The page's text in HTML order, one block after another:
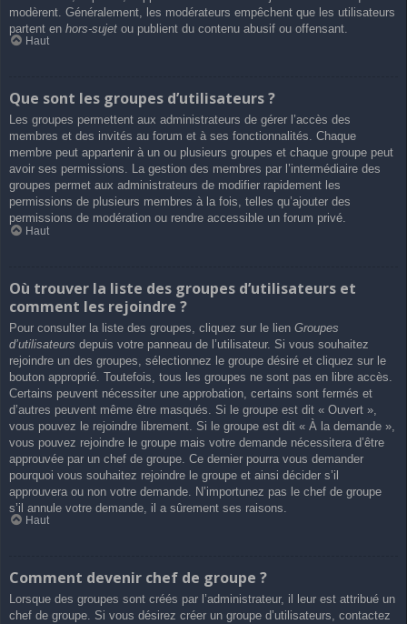
modèrent. Généralement, les modérateurs empêchent que les utilisateurs
partent en hors-sujet ou publient du contenu abusif ou offensant.
Haut
Que sont les groupes d’utilisateurs ?
Les groupes permettent aux administrateurs de gérer l’accès des
membres et des invités au forum et à ses fonctionnalités. Chaque
membre peut appartenir à un ou plusieurs groupes et chaque groupe peut
avoir ses permissions. La gestion des membres par l’intermédiaire des
groupes permet aux administrateurs de modifier rapidement les
permissions de plusieurs membres à la fois, telles qu’ajouter des
permissions de modération ou rendre accessible un forum privé.
Haut
Où trouver la liste des groupes d’utilisateurs et
comment les rejoindre ?
Pour consulter la liste des groupes, cliquez sur le lien Groupes
d’utilisateurs depuis votre panneau de l’utilisateur. Si vous souhaitez
rejoindre un des groupes, sélectionnez le groupe désiré et cliquez sur le
bouton approprié. Toutefois, tous les groupes ne sont pas en libre accès.
Certains peuvent nécessiter une approbation, certains sont fermés et
d’autres peuvent même être masqués. Si le groupe est dit « Ouvert »,
vous pouvez le rejoindre librement. Si le groupe est dit « À la demande »,
vous pouvez rejoindre le groupe mais votre demande nécessitera d’être
approuvée par un chef de groupe. Ce dernier pourra vous demander
pourquoi vous souhaitez rejoindre le groupe et ainsi décider s’il
approuvera ou non votre demande. N’importunez pas le chef de groupe
s’il annule votre demande, il a sûrement ses raisons.
Haut
Comment devenir chef de groupe ?
Lorsque des groupes sont créés par l’administrateur, il leur est attribué un
chef de groupe. Si vous désirez créer un groupe d’utilisateurs, contactez